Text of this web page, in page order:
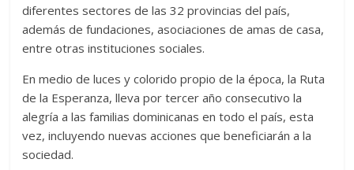
diferentes sectores de las 32 provincias del país,
además de fundaciones, asociaciones de amas de casa,
entre otras instituciones sociales.
En medio de luces y colorido propio de la época, la Ruta
de la Esperanza, lleva por tercer año consecutivo la
alegría a las familias dominicanas en todo el país, esta
vez, incluyendo nuevas acciones que beneficiarán a la
sociedad.